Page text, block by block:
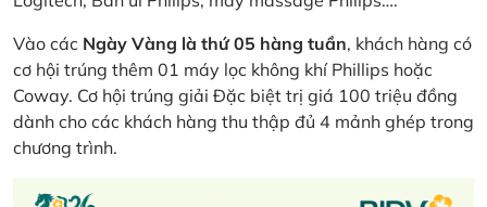
Vào các Ngày Vàng là thứ 05 hàng tuần, khách hàng có
cơ hội trúng thêm 01 máy lọc không khí Phillips hoặc
Coway. Cơ hội trúng giải Đặc biệt trị giá 100 triệu đồng
dành cho các khách hàng thu thập đủ 4 mảnh ghép trong
chương trình.